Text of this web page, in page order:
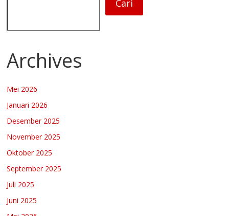
Cari
Archives
Mei 2026
Januari 2026
Desember 2025
November 2025
Oktober 2025
September 2025
Juli 2025
Juni 2025